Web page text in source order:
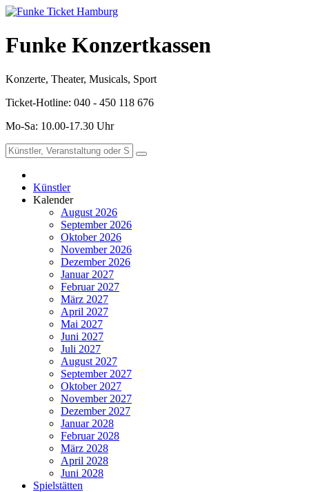
Funke Konzertkassen
Konzerte, Theater, Musicals, Sport
Ticket-Hotline: 040 - 450 118 676
Mo-Sa: 10.00-17.30 Uhr
Künstler
Kalender
August 2026
September 2026
Oktober 2026
November 2026
Dezember 2026
Januar 2027
Februar 2027
März 2027
April 2027
Mai 2027
Juni 2027
Juli 2027
August 2027
September 2027
Oktober 2027
November 2027
Dezember 2027
Januar 2028
Februar 2028
März 2028
April 2028
Juni 2028
Spielstätten